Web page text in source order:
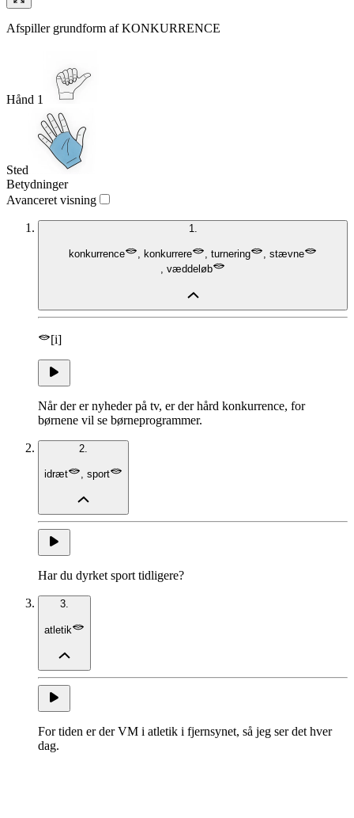
Afspiller grundform afKONKURRENCE
Hånd 1
Sted
Betydninger
Avanceret visning
1.
konkurrence , konkurrere , turnering , stævne
, væddeløb
[i]
Når der er nyheder på tv, er der hård konkurrence, for
børnene vil se børneprogrammer.
2.
idræt sport
Har du dyrket sport tidligere?
3.
atletik
For tiden er der VM i atletik i fjernsynet, så jeg ser det hver
dag.